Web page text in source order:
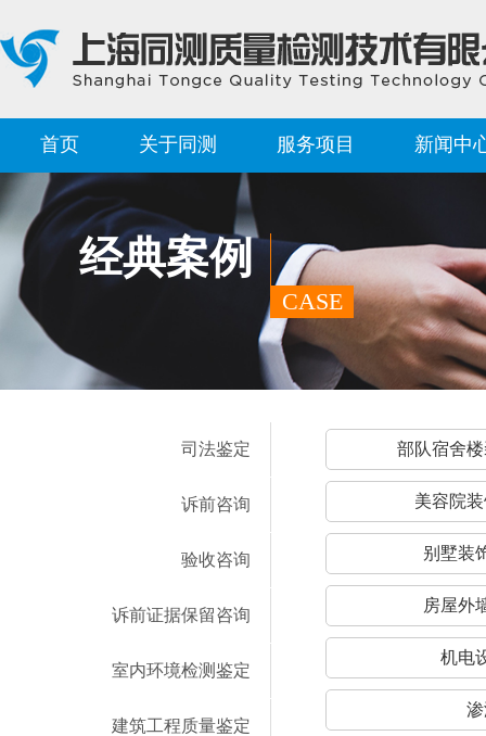
首页 关于同测 服务项目 新闻中
经典案例
CASE
司法鉴定
诉前咨询
验收咨询
诉前证据保留咨询
室内环境检测鉴定
建筑工程质量鉴定
部队宿舍
美容院
别墅装
房屋外
机电